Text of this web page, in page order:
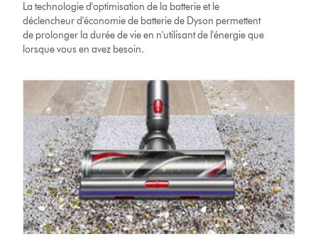
La technologie d'optimisation de la batterie et le
déclencheur d'économie de batterie de Dyson permettent
de prolonger la durée de vie en n'utilisant de l'énergie que
lorsque vous en avez besoin.